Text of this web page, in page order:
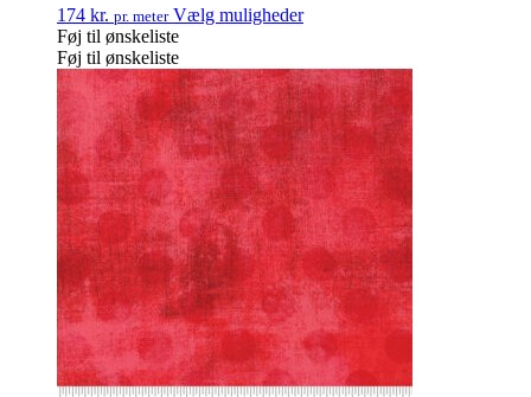
174 kr. pr. meter Vælg muligheder
Føj til ønskeliste
Føj til ønskeliste